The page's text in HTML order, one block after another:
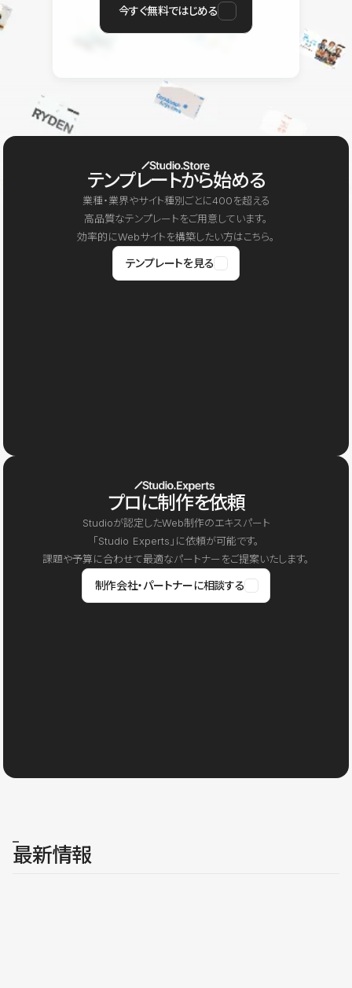
今すぐ無料ではじめる
テンプレートから始める
業種・業界やサイト種別ごとに400を超える
高品質なテンプレートをご用意しています。
効率的にWebサイトを構築したい方はこちら。
テンプレートを見る
プロに制作を依頼
Studioが認定したWeb制作のエキスパート
「Studio Experts」に依頼が可能です。
課題や予算に合わせて最適なパートナーをご提案いたします。
制作会社・パートナーに相談する
最新情報